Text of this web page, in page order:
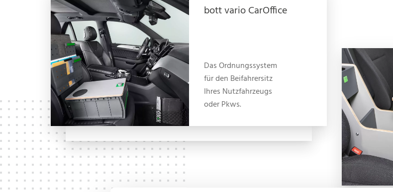
bott vario CarOffice
Das Ordnungssystem
für den Beifahrersitz
Ihres Nutzfahrzeugs
oder Pkws.